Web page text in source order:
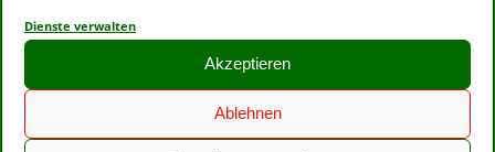
Dienste verwalten
Akzeptieren
Ablehnen